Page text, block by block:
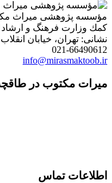
كمك وزارت فرهنگ و
نشانی: تهران، خیابان انقلاب اسلامی،
021-66490612
info@mirasmaktoob.ir
میرات مکتوب در
اطلاعات تماس